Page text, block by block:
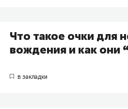
Что такое очки для
вождения и как они